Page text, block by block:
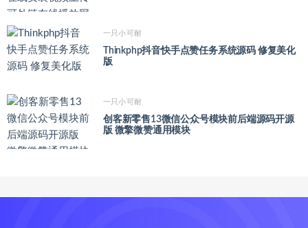
一只小可耐
Thinkphp抖音快手点赞任务系统源码 修复美化
版
一只小可耐
创客新零售13微信公众号模块前后端源码开源
版 微擎微赞通用模块